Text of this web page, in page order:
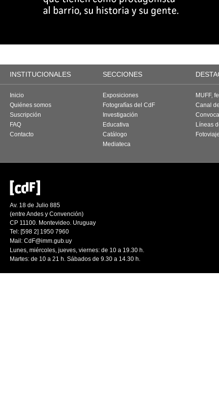
INSTITUCIONALES SECCIONES
Inicio
Quiénes somos
Suscripción
FAQ
Contacto
Exposiciones
Fotografías del CdF
Investigación
Educativa
Catálogo
Mediateca
MUFF,
Canal
Líneas
Av. 18 de Julio 885
(entre Andes y Convención)
CP 11100. Montevideo. Uruguay
Tel: [598 2] 1950 7960
Mail: CdF@imm.gub.uy
Lunes, miércoles, jueves, viernes: de 10 a 19.30 h.
Martes: de 10 a 21 h. Sábados de 9.30 a 14.30 h.